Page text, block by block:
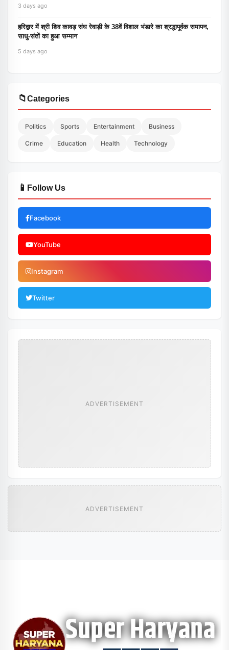
3 days ago
हरिद्वार में श्री शिव कावड़ संघ रेवाड़ी के 38वें विशाल भंडारे का श्रद्धापूर्वक समापन,
साधु-संतों का हुआ सम्मान
5 days ago
📁Categories
Politics Sports Entertainment Business
Crime Education Health Technology
📱 Follow Us
Facebook
YouTube
Instagram
Twitter
ADVERTISEMENT
ADVERTISEMENT